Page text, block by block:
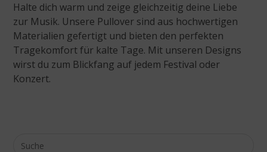
Halte dich warm und zeige gleichzeitig deine Liebe
zur Musik. Unsere Pullover sind aus hochwertigen
Materialien gefertigt und bieten den perfekten
Tragekomfort für kalte Tage. Mit unseren Designs
wirst du zum Blickfang auf jedem Festival oder
Konzert.